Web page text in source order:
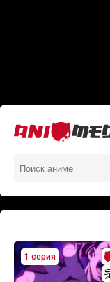
1 серия